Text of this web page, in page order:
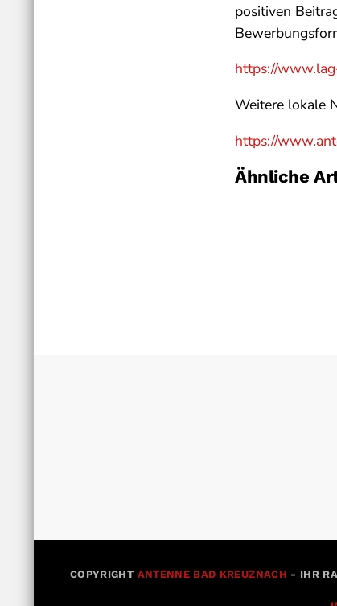
positiven
https://
Weitere lokale
https://
Ähnliche
COPYRIGHT ANTENNE BAD KREUZNACH - IHR